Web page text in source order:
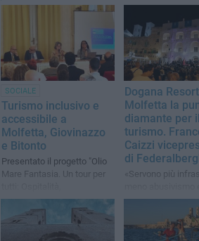
SOCIALE
Turismo inclusivo e
accessibile a
Molfetta, Giovinazzo
e Bitonto
Presentato il progetto "Olio
Mare Fantasia. Un tour per
accessibilità, innovazione"
Dogana Resort
Molfetta la
diamante per il
turismo.
Caizzi
di
«Servono più
strategia per
competitività del